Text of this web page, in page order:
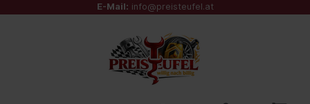
E-Mail: info@preisteufel.at